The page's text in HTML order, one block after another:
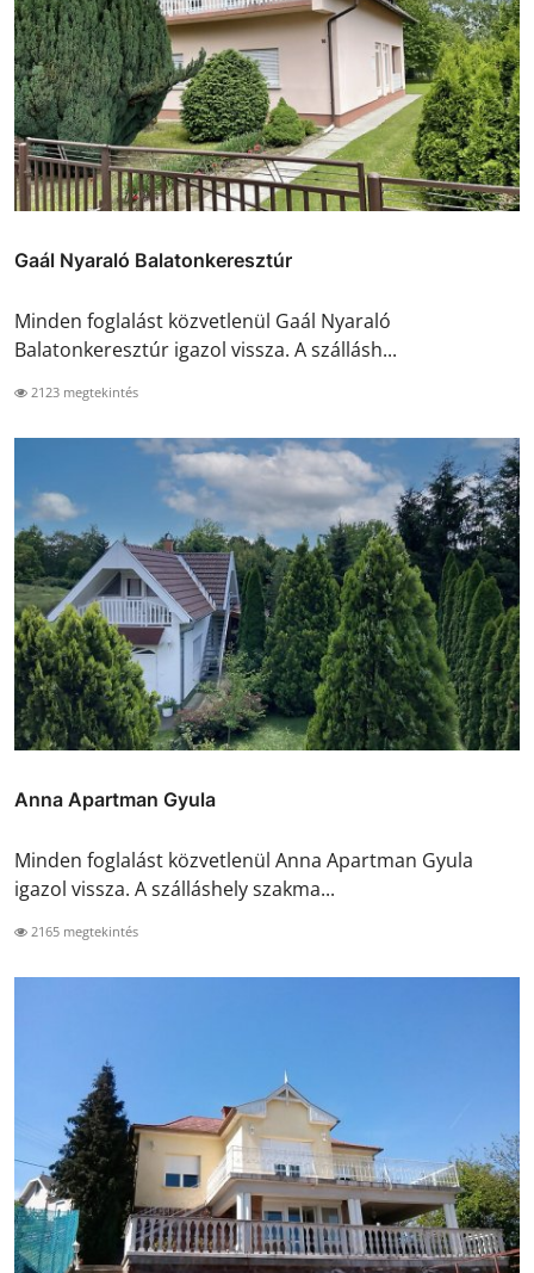
Gaál Nyaraló Balatonkeresztúr
Minden foglalást közvetlenül Gaál Nyaraló
Balatonkeresztúr igazol vissza. A szállásh...
2123 megtekintés
Anna Apartman Gyula
Minden foglalást közvetlenül Anna Apartman Gyula
igazol vissza. A szálláshely szakma...
2165 megtekintés